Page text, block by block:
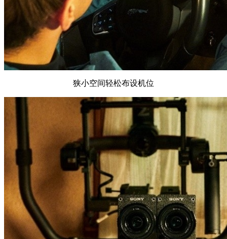
狭小空间轻松布设机位